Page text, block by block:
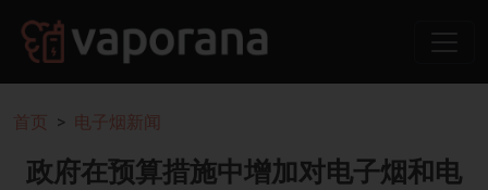
首页 电子烟新闻
政府在预算措施中增加对电子烟和电